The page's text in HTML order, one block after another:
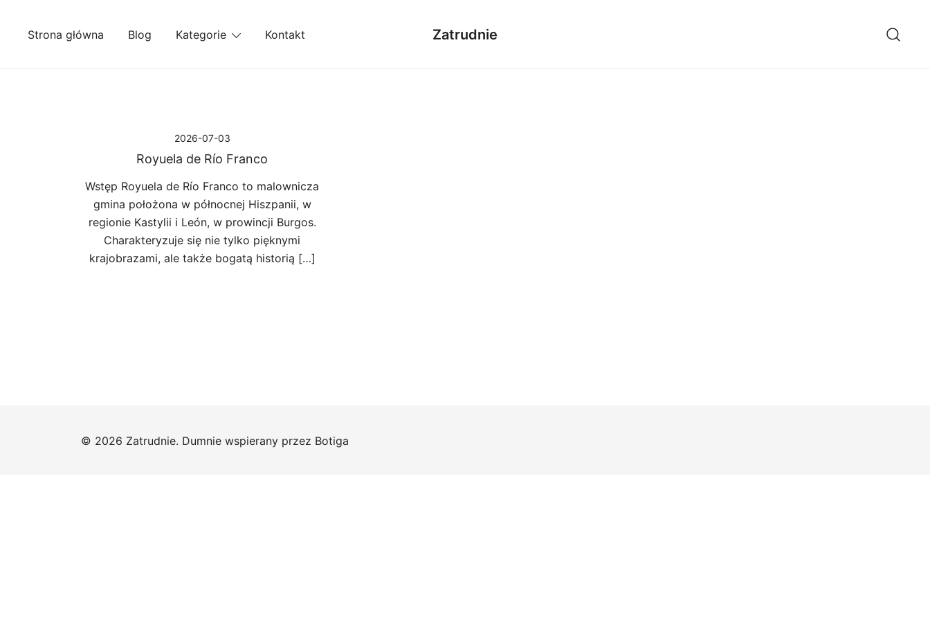
Strona główna Blog Kategorie Kontakt Zatrudnie
2026-07-03
Royuela de Río Franco
Wstęp Royuela de Río Franco to malownicza
gmina położona w północnej Hiszpanii, w
regionie Kastylii i León, w prowincji Burgos.
Charakteryzuje się nie tylko pięknymi
krajobrazami, ale także bogatą historią […]
© 2026 Zatrudnie. Dumnie wspierany przez Botiga